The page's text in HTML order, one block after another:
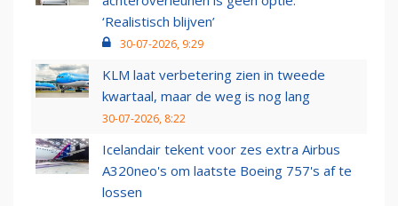
‘Realistisch blijven’
30-07-2026, 9:29
KLM laat verbetering zien in tweede
kwartaal, maar de weg is nog lang
30-07-2026, 8:22
Icelandair tekent voor zes extra Airbus
A320neo's om laatste Boeing 757's af te
lossen